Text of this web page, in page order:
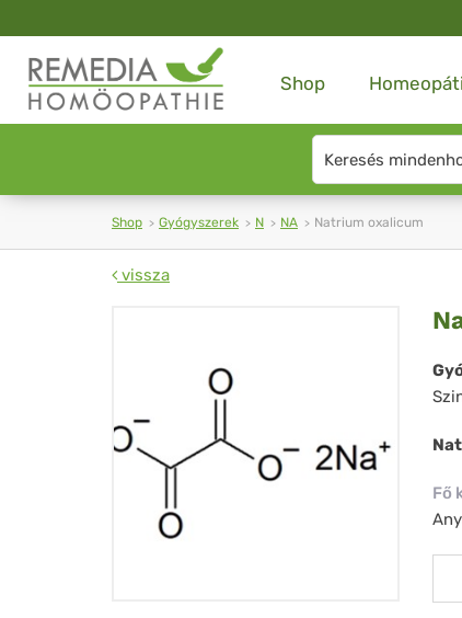
Shop
Search
type
Shop Gyógyszerek N NA Natrium oxalicum
vissza
Fő